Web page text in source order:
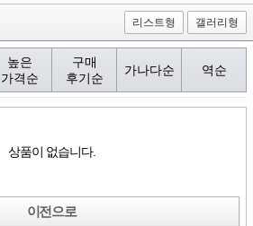
리스트형 갤러리형
높은
가격순
구매
후기순
가나다순 역순
상품이 없습니다.
이전으로